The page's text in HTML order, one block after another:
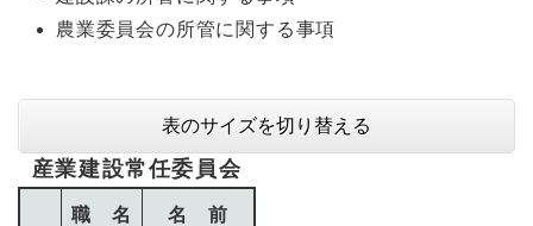
農業委員会の所管に関する事項
表のサイズを切り替える
産業建設常任委員会
職 名 名 前